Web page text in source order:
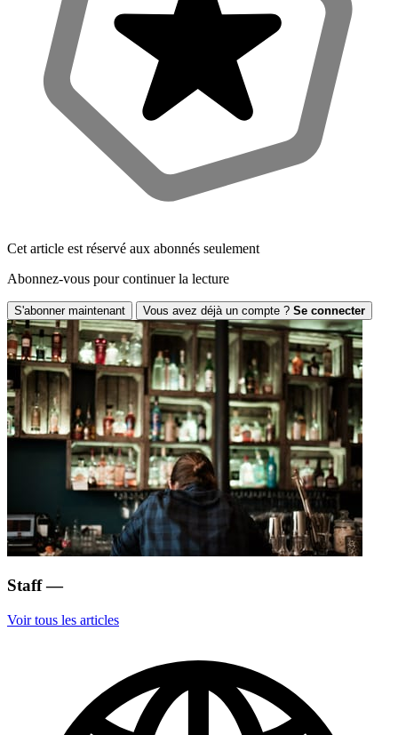
Cet article est réservé aux abonnés seulement
Abonnez-vous pour continuer la lecture
S'abonner maintenant Vous avez déjà un compte ? Se connecter
Staff —
Voir tous les articles